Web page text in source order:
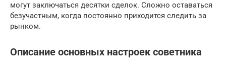
могут заключаться десятки сделок. Сложно оставаться
безучастным, когда постоянно приходится следить за
рынком.
Описание основных настроек советника